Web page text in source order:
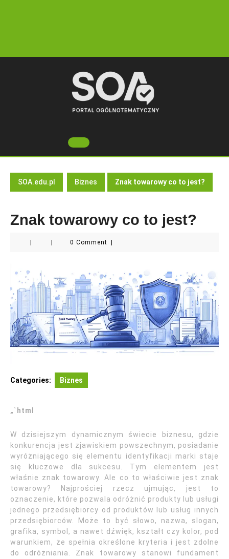
Open
Button
SOA.edu.pl Biznes Znak towarowy co to jest?
Znak towarowy co to jest?
0 Comment
Categories: Biznes
„`html
W dzisiejszym dynamicznym świecie biznesu, gdzie
konkurencja jest zjawiskiem powszechnym, posiadanie
wyróżniającego się elementu identyfikacji marki staje
się kluczowe dla sukcesu. Tym elementem jest
właśnie znak towarowy. Ale co to właściwie jest znak
towarowy? Najprościej rzecz ujmując, jest to
oznaczenie, które pozwala odróżnić produkty lub usługi
jednego przedsiębiorcy od produktów lub usług innych
przedsiębiorców. Może to być słowo, nazwa, slogan,
grafika, symbol, a nawet dźwięk, kształt czy kolor, pod
warunkiem, że spełnia określone kryteria i jest zdolne
do odróżniania. Znak towarowy stanowi fundament